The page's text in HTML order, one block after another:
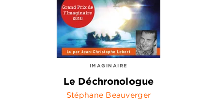
IMAGINAIRE
Le Déchronologue
Stéphane Beauverger